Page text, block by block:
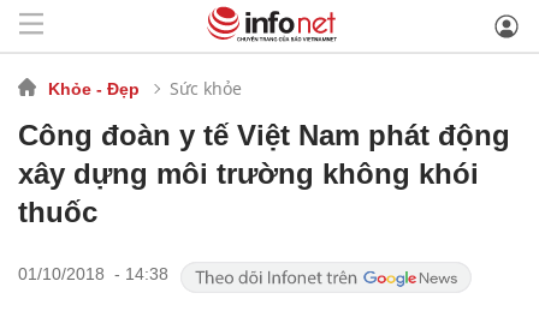
Khỏe - Đẹp Sức khỏe
Công đoàn y tế Việt Nam phát động
xây dựng môi trường không khói
thuốc
01/10/2018 - 14:38